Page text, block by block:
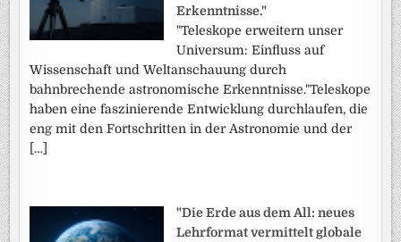
Erkenntnisse."
"Teleskope erweitern unser
Universum: Einfluss auf
Wissenschaft und Weltanschauung durch
bahnbrechende astronomische Erkenntnisse."Teleskope
haben eine faszinierende Entwicklung durchlaufen, die
eng mit den Fortschritten in der Astronomie und der
[…]
"Die Erde aus dem All: neues
Lehrformat vermittelt globale